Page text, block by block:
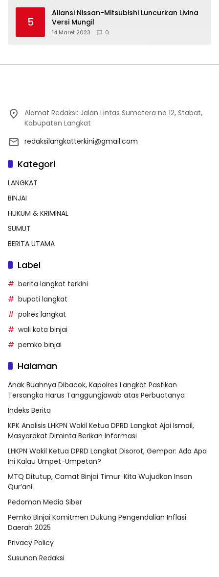
5
Aliansi Nissan-Mitsubishi Luncurkan Livina
Versi Mungil
14 Maret 2023 0
Alamat Redaksi: Jalan Lintas Sumatera no 12, Stabat,
Kabupaten Langkat
redaksilangkatterkini@gmail.com
Kategori
LANGKAT
BINJAI
HUKUM & KRIMINAL
SUMUT
BERITA UTAMA
Label
berita langkat terkini
bupati langkat
polres langkat
wali kota binjai
pemko binjai
Halaman
Anak Buahnya Dibacok, Kapolres Langkat Pastikan
Tersangka Harus Tanggungjawab atas Perbuatanya
Indeks Berita
KPK Analisis LHKPN Wakil Ketua DPRD Langkat Ajai Ismail,
Masyarakat Diminta Berikan Informasi
LHKPN Wakil Ketua DPRD Langkat Disorot, Gempar: Ada Apa
Ini Kalau Umpet-Umpetan?
MTQ Ditutup, Camat Binjai Timur: Kita Wujudkan Insan
Qur’ani
Pedoman Media Siber
Pemko Binjai Komitmen Dukung Pengendalian Inflasi
Daerah 2025
Privacy Policy
Susunan Redaksi